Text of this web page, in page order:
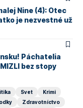
Nine (4): Otec
je nezvestné už
Páchatelia
bez stopy
Svet
Krimi
Zdravotníctvo